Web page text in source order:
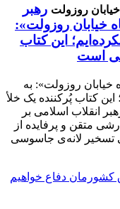
روزولت رهبر
خیابان روزولت»:
این کتاب
است
خیابان روزولت»: به
این کتاب پُرکننده‌ یک خلأ
انقلاب اسلامی بر
متقن و پرفایده از
تسخیر لانه‌ی جاسوسی